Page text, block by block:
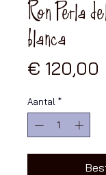
Ron Perla
blanca
€ 120,00
Aantal *